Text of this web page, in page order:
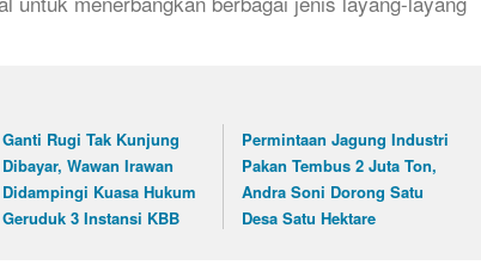
Ganti Rugi Tak Kunjung
Dibayar, Wawan Irawan
Didampingi Kuasa Hukum
Geruduk 3 Instansi KBB
Permintaan Jagung Industri
Pakan Tembus 2 Juta Ton,
Andra Soni Dorong Satu
Desa Satu Hektare